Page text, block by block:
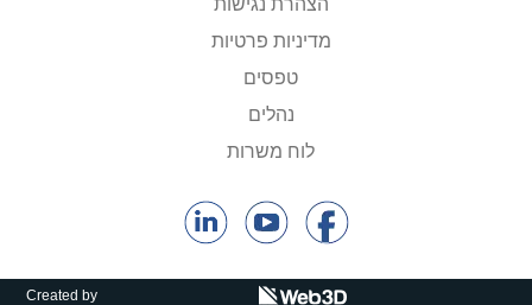
הצהרת נגישות
מדיניות פרטיות
טפסים
נהלים
לוח משרות
Created by